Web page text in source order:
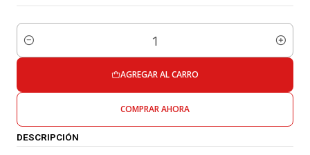
Cantidad
AGREGAR AL CARRO
COMPRAR AHORA
DESCRIPCIÓN